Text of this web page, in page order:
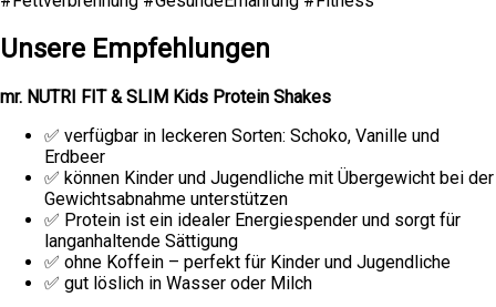
Unsere Empfehlungen
mr. NUTRI FIT & SLIM Kids Protein Shakes
✅ verfügbar in leckeren Sorten: Schoko, Vanille und
Erdbeer
✅ können Kinder und Jugendliche mit Übergewicht bei der
Gewichtsabnahme unterstützen
✅ Protein ist ein idealer Energiespender und sorgt für
langanhaltende Sättigung
✅ ohne Koffein – perfekt für Kinder und Jugendliche
✅ gut löslich in Wasser oder Milch